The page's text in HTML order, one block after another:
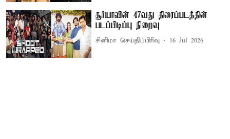
சூர்யாவின் 47வது திரைப்படத்தின்
படப்பிடிப்பு நிறைவு
சினிமா செய்திப்பிரிவு 16 Jul 2026